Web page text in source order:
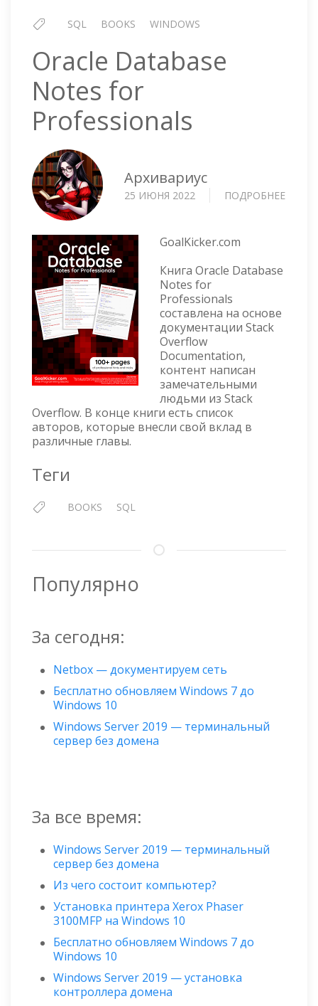
SQL BOOKS WINDOWS
Oracle Database
Notes for
Professionals
Архивариус
25 ИЮНЯ 2022 ПОДРОБНЕЕ
GoalKicker.com
Книга Oracle Database
Notes for
Professionals
составлена на основе
документации Stack
Overflow
Documentation,
контент написан
замечательными
людьми из Stack
Overflow. В конце книги есть список
авторов, которые внесли свой вклад в
различные главы.
Теги
BOOKS SQL
Популярно
За сегодня:
Netbox — документируем сеть
Бесплатно обновляем Windows 7 до
Windows 10
Windows Server 2019 — терминальный
сервер без домена
За все время:
Windows Server 2019 — терминальный
сервер без домена
Из чего состоит компьютер?
Установка принтера Xerox Phaser
3100MFP на Windows 10
Бесплатно обновляем Windows 7 до
Windows 10
Windows Server 2019 — установка
контроллера домена